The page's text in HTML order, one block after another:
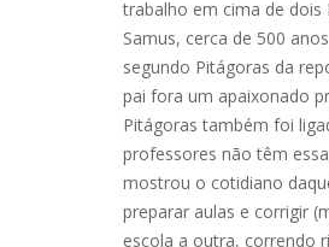
trabalho em cima de dois
Samus, cerca de 500
segundo Pitágoras da
pai fora um apaixonado
Pitágoras também foi
professores não têm
mostrou o cotidiano
preparar aulas e corrigir
escola a outra, correndo